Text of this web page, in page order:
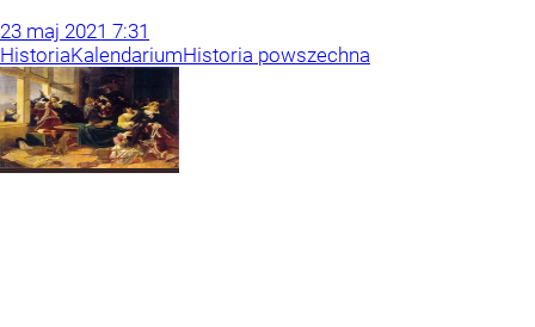
23 maj 2021 7:31
HistoriaKalendariumHistoria powszechna